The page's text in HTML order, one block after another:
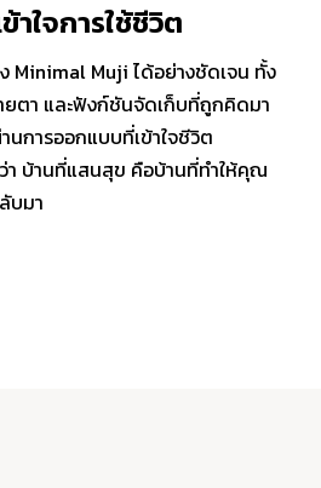
าใจการใช้ชีวิต
Minimal Muji ได้อย่างชัดเจน ทั้ง
ตา และฟังก์ชันจัดเก็บที่ถูกคิดมา
นการออกแบบที่เข้าใจชีวิต
บ้านที่แสนสุข คือบ้านที่ทำให้คุณ
บมา